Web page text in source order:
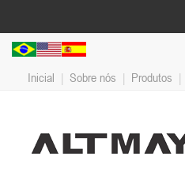
Inicial | Sobre nós | Produtos |